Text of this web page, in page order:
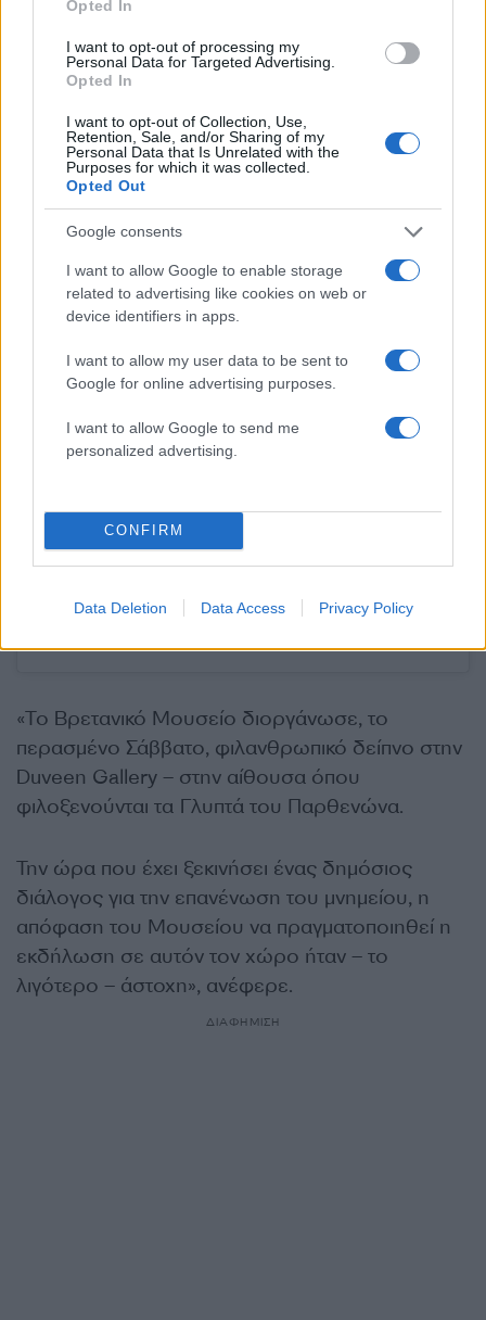
Opted In
I want to opt-out of processing my
Personal Data for Targeted Advertising.
Opted In
I want to opt-out of Collection, Use,
Retention, Sale, and/or Sharing of my
Personal Data that Is Unrelated with the
Purposes for which it was collected.
Opted Out
Google consents
I want to allow Google to enable storage
related to advertising like cookies on web or
device identifiers in apps.
I want to allow my user data to be sent to
Google for online advertising purposes.
I want to allow Google to send me
personalized advertising.
CONFIRM
Data Deletion Data Access Privacy Policy
Δείτε αυτή τη δημοσίευση στο Instagram.
Mitsotaki (@marevagrabowskimitsotaki)
«Το Βρετανικό Μουσείο διοργάνωσε, το
περασμένο Σάββατο, φιλανθρωπικό δείπνο στην
Duveen Gallery – στην αίθουσα όπου
φιλοξενούνται τα Γλυπτά του Παρθενώνα.
Την ώρα που έχει ξεκινήσει ένας δημόσιος
διάλογος για την επανένωση του μνημείου, η
απόφαση του Μουσείου να πραγματοποιηθεί η
εκδήλωση σε αυτόν τον χώρο ήταν – το
λιγότερο – άστοχη», ανέφερε.
ΔΙΑΦΗΜΙΣΗ